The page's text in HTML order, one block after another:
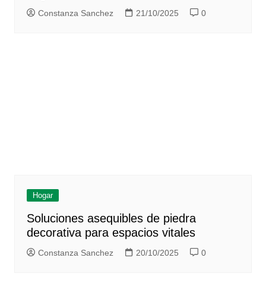
Constanza Sanchez 21/10/2025 0
Hogar
Soluciones asequibles de piedra
decorativa para espacios vitales
Constanza Sanchez 20/10/2025 0